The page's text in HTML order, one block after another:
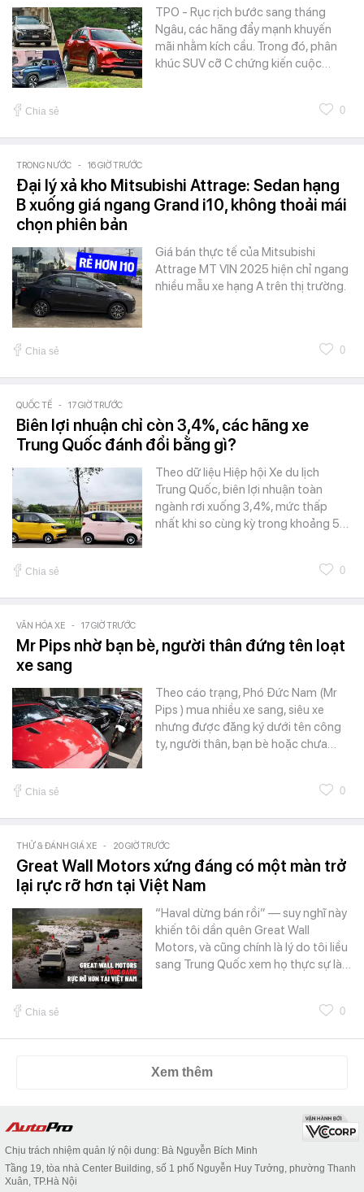
TPO - Rục rịch bước sang tháng
Ngâu, các hãng đẩy mạnh khuyến
mãi nhằm kích cầu. Trong đó, phân
khúc SUV cỡ C chứng kiến cuộc…
Chia sẻ 0
TRONG NƯỚC - 16 GIỜ TRƯỚC
Đại lý xả kho Mitsubishi Attrage: Sedan hạng
B xuống giá ngang Grand i10, không thoải mái
chọn phiên bản
Giá bán thực tế của Mitsubishi
Attrage MT VIN 2025 hiện chỉ ngang
nhiều mẫu xe hạng A trên thị trường.
Chia sẻ 0
QUỐC TẾ - 17 GIỜ TRƯỚC
Biên lợi nhuận chỉ còn 3,4%, các hãng xe
Trung Quốc đánh đổi bằng gì?
Theo dữ liệu Hiệp hội Xe du lịch
Trung Quốc, biên lợi nhuận toàn
ngành rơi xuống 3,4%, mức thấp
nhất khi so cùng kỳ trong khoảng 5…
Chia sẻ 0
VĂN HÓA XE - 17 GIỜ TRƯỚC
Mr Pips nhờ bạn bè, người thân đứng tên loạt
xe sang
Theo cáo trạng, Phó Đức Nam (Mr
Pips ) mua nhiều xe sang, siêu xe
nhưng được đăng ký dưới tên công
ty, người thân, bạn bè hoặc chưa…
Chia sẻ 0
THỬ & ĐÁNH GIÁ XE - 20 GIỜ TRƯỚC
Great Wall Motors xứng đáng có một màn trở
lại rực rỡ hơn tại Việt Nam
“Haval dừng bán rồi” — suy nghĩ này
khiến tôi dần quên Great Wall
Motors, và cũng chính là lý do tôi liều
sang Trung Quốc xem họ thực sự là…
Chia sẻ 0
Xem thêm
Chịu trách nhiệm quản lý nội dung: Bà Nguyễn Bích Minh
Tầng 19, tòa nhà Center Building, số 1 phố Nguyễn Huy Tưởng, phường Thanh
Xuân, TP.Hà Nội